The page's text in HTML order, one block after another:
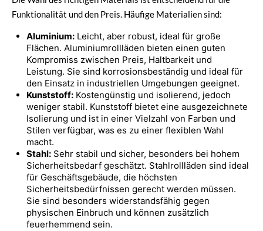
Funktionalität und den Preis. Häufige Materialien sind:
Aluminium: Leicht, aber robust, ideal für große
Flächen. Aluminiumrollläden bieten einen guten
Kompromiss zwischen Preis, Haltbarkeit und
Leistung. Sie sind korrosionsbeständig und ideal für
den Einsatz in industriellen Umgebungen geeignet.
Kunststoff: Kostengünstig und isolierend, jedoch
weniger stabil. Kunststoff bietet eine ausgezeichnete
Isolierung und ist in einer Vielzahl von Farben und
Stilen verfügbar, was es zu einer flexiblen Wahl
macht.
Stahl: Sehr stabil und sicher, besonders bei hohem
Sicherheitsbedarf geschätzt. Stahlrollläden sind ideal
für Geschäftsgebäude, die höchsten
Sicherheitsbedürfnissen gerecht werden müssen.
Sie sind besonders widerstandsfähig gegen
physischen Einbruch und können zusätzlich
feuerhemmend sein.